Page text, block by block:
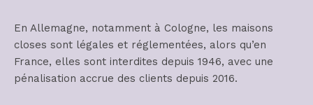
En Allemagne, notamment à Cologne, les maisons
closes sont légales et réglementées, alors qu’en
France, elles sont interdites depuis 1946, avec une
pénalisation accrue des clients depuis 2016.